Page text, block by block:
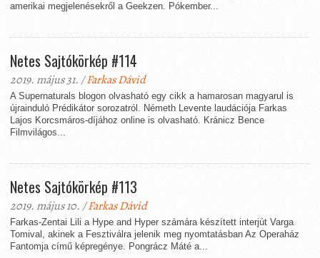
amerikai megjelenésekről a Geekzen. Pókember...
Netes Sajtókörkép #114
2019. május 31. /Farkas Dávid
A Supernaturals blogon olvasható egy cikk a hamarosan magyarul is
újrainduló Prédikátor sorozatról. Németh Levente laudációja Farkas
Lajos Korcsmáros-díjához online is olvasható. Kránicz Bence
Filmvilágos...
Netes Sajtókörkép #113
2019. május 10. /Farkas Dávid
Farkas-Zentai Lili a Hype and Hyper számára készített interjút Varga
Tomival, akinek a Fesztiválra jelenik meg nyomtatásban Az Operaház
Fantomja című képregénye. Pongrácz Máté a...